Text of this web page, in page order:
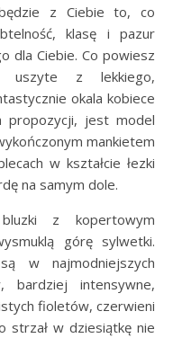
z Ciebie to, co
klasę i pazur
dla Ciebie. Co powiesz
uszyte z lekkiego,
okala kobiece
propozycji, jest model
mankietem
w kształcie łezki
na samym dole.
z kopertowym
górę sylwetki.
w najmodniejszych
bardziej intensywne,
fioletów, czerwieni
strzał w dziesiątkę nie